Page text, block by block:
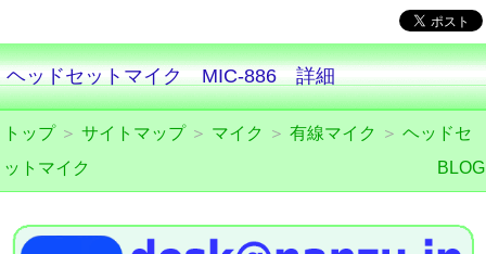
ヘッドセットマイク MIC-886 詳細
トップ＞ サイトマップ＞ マイク ＞ 有線マイク ＞ ヘッドセ
ットマイク
BLOG